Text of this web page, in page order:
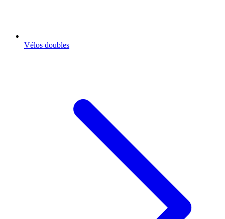
Vélos doubles